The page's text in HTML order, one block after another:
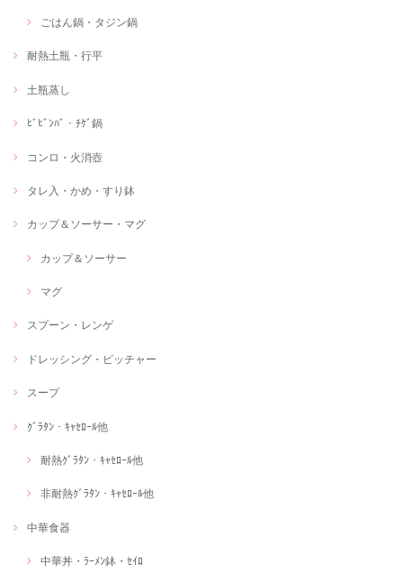
ごはん鍋・タジン鍋
耐熱土瓶・行平
土瓶蒸し
ﾋﾞﾋﾞﾝﾊﾞ・ﾁｹﾞ鍋
コンロ・火消壺
タレ入・かめ・すり鉢
カップ＆ソーサー・マグ
カップ＆ソーサー
マグ
スプーン・レンゲ
ドレッシング・ピッチャー
スープ
ｸﾞﾗﾀﾝ・ｷｬｾﾛｰﾙ他
耐熱ｸﾞﾗﾀﾝ・ｷｬｾﾛｰﾙ他
非耐熱ｸﾞﾗﾀﾝ・ｷｬｾﾛｰﾙ他
中華食器
中華丼・ﾗｰﾒﾝ鉢・ｾｲﾛ